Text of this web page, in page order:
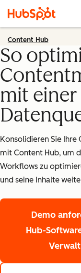
Content Hub
So
mit
Konsolidieren Sie
mit Content Hub, um
Workflows zu
und seine Inhalte
Demo
Hub-